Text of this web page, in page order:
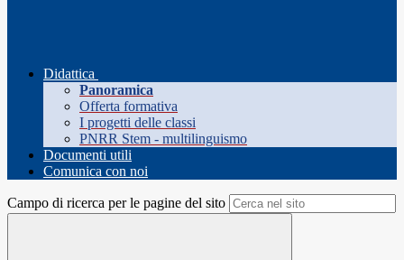
Didattica
Panoramica
Offerta formativa
I progetti delle classi
PNRR Stem - multilinguismo
Documenti utili
Comunica con noi
Campo di ricerca per le pagine del sito